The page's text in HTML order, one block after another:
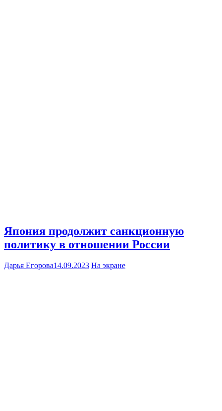
Япония продолжит санкционную
политику в отношении России
Дарья Егорова14.09.2023 На экране